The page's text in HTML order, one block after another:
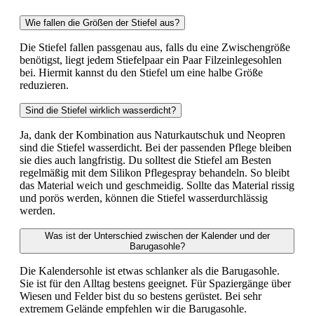
Wie fallen die Größen der Stiefel aus?
Die Stiefel fallen passgenau aus, falls du eine Zwischengröße
benötigst, liegt jedem Stiefelpaar ein Paar Filzeinlegesohlen
bei. Hiermit kannst du den Stiefel um eine halbe Größe
reduzieren.
Sind die Stiefel wirklich wasserdicht?
Ja, dank der Kombination aus Naturkautschuk und Neopren
sind die Stiefel wasserdicht. Bei der passenden Pflege bleiben
sie dies auch langfristig. Du solltest die Stiefel am Besten
regelmäßig mit dem Silikon Pflegespray behandeln. So bleibt
das Material weich und geschmeidig. Sollte das Material rissig
und porös werden, können die Stiefel wasserdurchlässig
werden.
Was ist der Unterschied zwischen der Kalender und der
Barugasohle?
Die Kalendersohle ist etwas schlanker als die Barugasohle.
Sie ist für den Alltag bestens geeignet. Für Spaziergänge über
Wiesen und Felder bist du so bestens gerüstet. Bei sehr
extremem Gelände empfehlen wir die Barugasohle.